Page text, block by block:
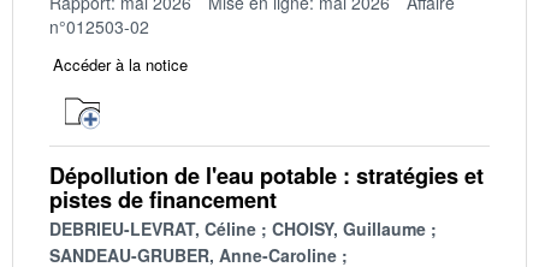
n°012503-02
Accéder à la notice
Dépollution de l'eau potable : stratégies et
pistes de financement
DEBRIEU-LEVRAT, Céline
CHOISY, Guillaume
SANDEAU-GRUBER, Anne-Caroline